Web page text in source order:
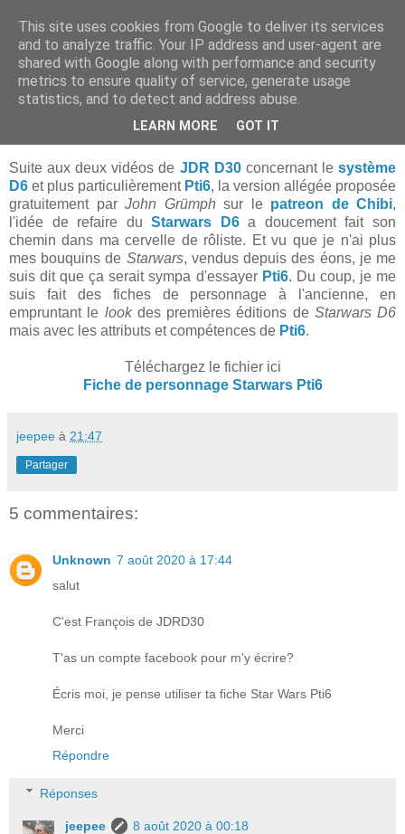
samedi 23 mai 2020
Starwars Pti6
Suite aux deux vidéos de JDR D30concernant lesystème
D6 et plus particulièrement Pti6, la version allégée proposée
gratuitement par John Grümph sur le patreon de Chibi,
l'idée de refaire duStarwars D6a doucement fait son
chemin dans ma cervelle de rôliste. Et vu que je n'ai plus
mes bouquins de Starwars, vendus depuis des éons, je me
suis dit que ça serait sympa d'essayer Pti6. Du coup, je me
suis fait des fiches de personnage à l'ancienne, en
empruntant le look des premières éditions de Starwars D6
mais avec les attributs et compétences de Pti6.
Téléchargez le fichier ici
Fiche de personnage Starwars Pti6
jeepee à 21:47
Partager
5 commentaires:
Unknown 7 août 2020 à 17:44
salut
C'est François de JDRD30
T'as un compte facebook pour m'y écrire?
Écris moi, je pense utiliser ta fiche Star Wars Pti6
Merci
Répondre
Réponses
jeepee
8 août 2020 à 00:18
This site uses cookies from Google to deliver its services
and to analyze traffic. Your IP address and user-agent are
shared with Google along with performance and security
metrics to ensure quality of service, generate usage
statistics, and to detect and address abuse.
LEARN MORE GOT IT